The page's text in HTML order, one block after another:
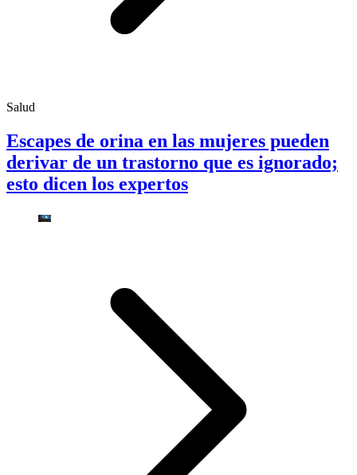
Salud
Escapes de orina en las mujeres pueden
derivar de un trastorno que es ignorado;
esto dicen los expertos